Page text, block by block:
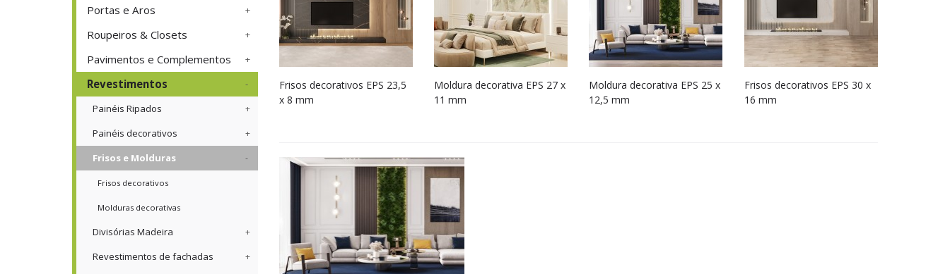
Portas e Aros
Roupeiros & Closets
Pavimentos e Complementos
Revestimentos
Painéis Ripados
Painéis decorativos
Frisos e Molduras
Frisos decorativos
Molduras decorativas
Divisórias Madeira
Revestimentos de fachadas
Frisos decorativos EPS 23,5
x 8 mm
Moldura decorativa EPS 27 x
11 mm
Moldura decorativa EPS 25 x
12,5 mm
Frisos decorativos EPS 30 x
16 mm